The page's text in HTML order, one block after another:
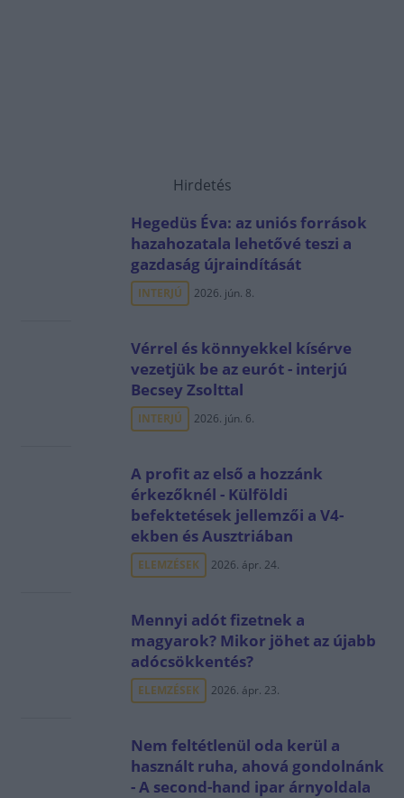
Hirdetés
Hegedüs Éva: az uniós források
hazahozatala lehetővé teszi a
gazdaság újraindítását
INTERJÚ 2026. jún. 8.
Vérrel és könnyekkel kísérve
vezetjük be az eurót - interjú
Becsey Zsolttal
INTERJÚ 2026. jún. 6.
A profit az első a hozzánk
érkezőknél - Külföldi
befektetések jellemzői a V4-
ekben és Ausztriában
ELEMZÉSEK 2026. ápr. 24.
Mennyi adót fizetnek a
magyarok? Mikor jöhet az újabb
adócsökkentés?
ELEMZÉSEK 2026. ápr. 23.
Nem feltétlenül oda kerül a
használt ruha, ahová gondolnánk
- A second-hand ipar árnyoldala